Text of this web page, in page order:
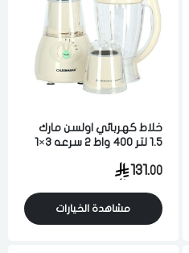
خلاط كهربائي اولسن مارك
1.5 لتر 400 واط 2 سرعه 3×1
131.00
مشاهدة الخيارات